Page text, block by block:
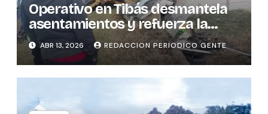
Operativo en Tibás desmantela
asentamientos y refuerza la
seguridad cantonal
ABR 13, 2026 REDACCION PERIODICO GENTE